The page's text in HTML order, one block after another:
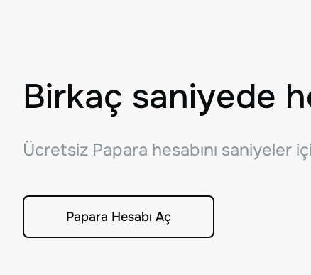
Birkaç saniyede
Ücretsiz Papara hesabını saniyeler
Papara Hesabı Aç